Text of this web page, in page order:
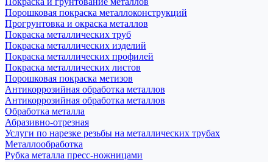
Порошковая покраска металлоконструкций
Прогрунтовка и окраска металлов
Покраска металлических труб
Покраска металлических изделий
Покраска металлических профилей
Покраска металлических листов
Порошковая покраска метизов
Антикоррозийная обработка металлов
Антикоррозийная обработка металлов
Обработка металла
Абразивно-отрезная
Услуги по нарезке резьбы на металлических трубах
Металлообработка
Рубка металла пресс-ножницами